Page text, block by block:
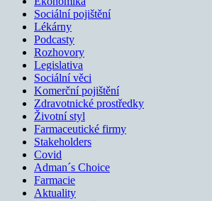
Sociální pojištění
Lékárny
Podcasty
Rozhovory
Legislativa
Sociální věci
Komerční pojištění
Zdravotnické prostředky
Životní styl
Farmaceutické firmy
Stakeholders
Covid
Adman´s Choice
Farmacie
Aktuality